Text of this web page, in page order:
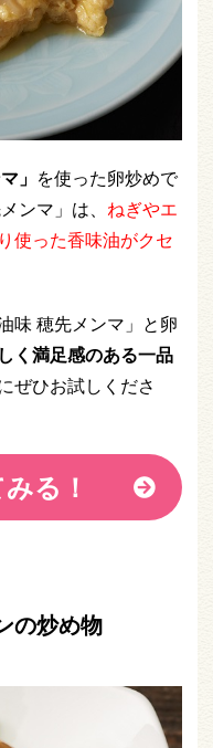
」 を使った卵炒めで
ンマ」は、 ねぎやエ
使った香味油がクセ
味 穂先メンマ」と卵
く満足感のある一品
ぜひお試しくださ
る！
の炒め物